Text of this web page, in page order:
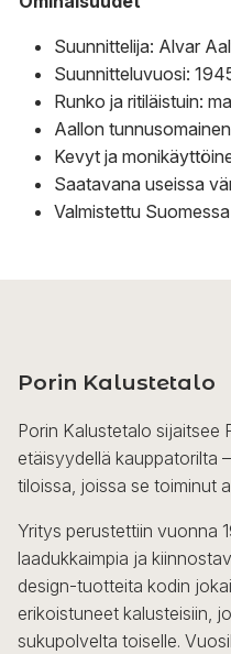
Suunnittelija: Alvar
Suunnitteluvuosi:
Runko ja ritiläistuin:
Aallon
Kevyt ja
Saatavana useissa
Valmistettu Suomessa
Porin Kalustetalo
Porin Kalustetalo sijaitsee
etäisyydellä kauppatorilta
tiloissa, joissa se toiminut
Yritys perustettiin vuonna
laadukkaimpia ja
design-tuotteita kodin
erikoistuneet kalusteisiin,
sukupolvelta toiselle.